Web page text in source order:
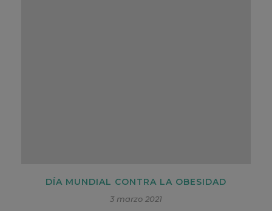
DÍA MUNDIAL CONTRA LA OBESIDAD
3 marzo 2021